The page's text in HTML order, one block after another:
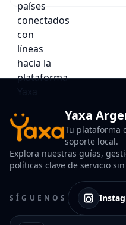
Yaxa
Tu plataforma
soporte local.
Explora nuestras guías,
políticas clave de servicio
SÍGUENOS